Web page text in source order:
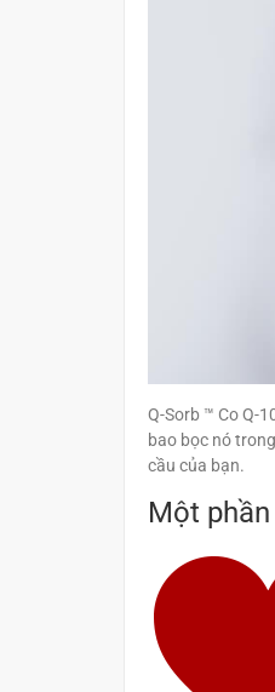
Q-Sorb ™ Co Q-
bao bọc nó
cầu của bạn.
Một